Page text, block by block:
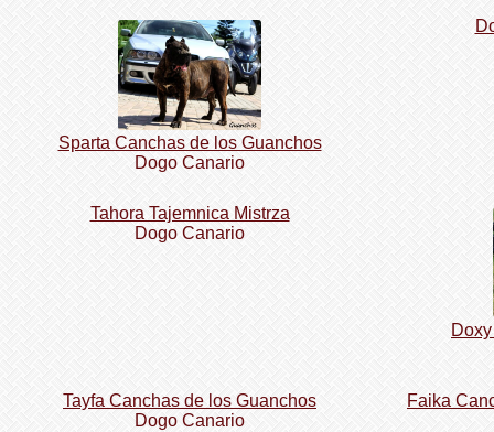
Sparta Canchas de los Guanchos
Dogo Сanario
Tahora Tajemnica Mistrza
Dogo Сanario
Tayfa Canchas de los Guanchos
Dogo Сanario
Faika